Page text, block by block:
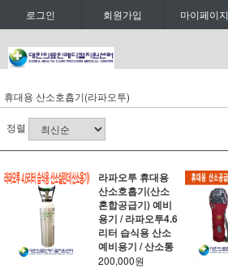
로그인 회원가입 마이페이지
휴대용 산소호흡기(라파오투)
정렬
라파오투 휴대용
산소호흡기(산소
혼합공급기) 예비
용기 / 라파오투4.6
리터 습식용 산소
예비용기 / 산소통
200,000원